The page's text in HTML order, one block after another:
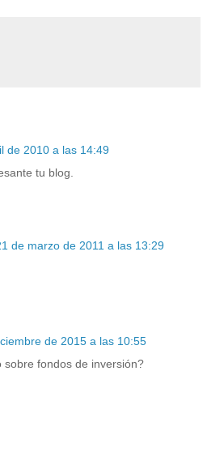
de 2010 a las 14:49
tu blog.
de marzo de 2011 a las 13:29
de 2015 a las 10:55
sobre fondos de inversión?